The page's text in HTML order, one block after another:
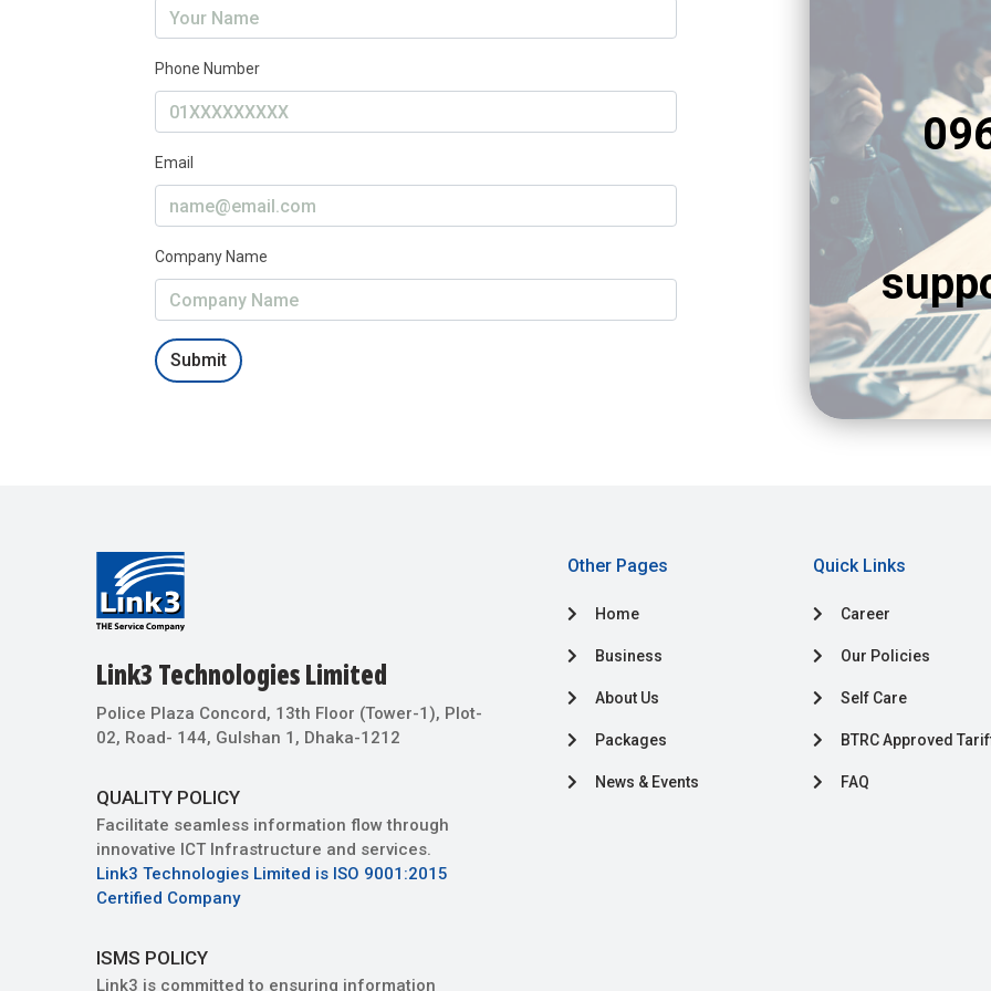
Phone Number
Email
Company Name
Submit
Link3 Technologies Limited
Police Plaza Concord, 13th Floor (Tower-1), Plot-
02, Road- 144, Gulshan 1, Dhaka-1212
QUALITY POLICY
Facilitate seamless information flow through
innovative ICT Infrastructure and services.
Link3 Technologies Limited is ISO 9001:2015
Certified Company
ISMS POLICY
Link3 is committed to ensuring information
Other Pages
Home
Business
About Us
Packages
News & Events
Quick Links
Career
Our Policies
Self Care
BTRC Approved
FAQ